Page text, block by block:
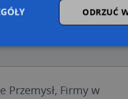
Przemysł, Firmy w
ODRZUĆ
umożliwiają korzystanie z